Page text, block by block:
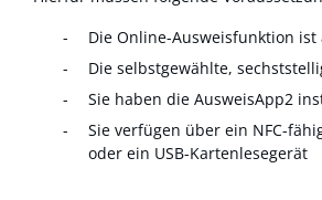
Die Online-Ausweisfunktion
Die selbstgewählte,
Sie haben die AusweisApp2
Sie verfügen über ein NFC-
oder ein USB-Kartenlesegerät